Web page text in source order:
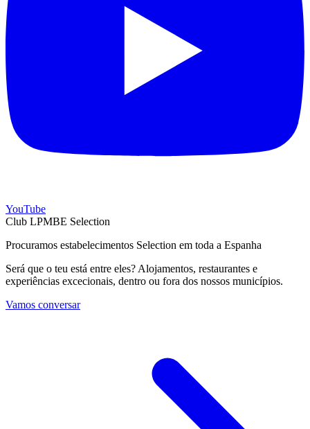
YouTube
Club LPMBE Selection
Procuramos estabelecimentos Selection em toda a Espanha
Será que o teu está entre eles? Alojamentos, restaurantes e
experiências excecionais, dentro ou fora dos nossos municípios.
Vamos conversar